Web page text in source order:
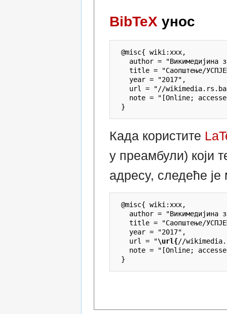
BibTeX унос
@misc{ wiki:xxx,
author = "Викимедијина
title = "Саопштење/
   year = "2017",
url = "//
note = "[Online;
Када користите
у преамбули) који
адресу, следеће
@misc{ wiki:xxx,
author = "Викимедијина
title = "Саопштење/
   year = "2017",
   url = "
\url{//wikimedia.rs.ba/
note = "[Online;